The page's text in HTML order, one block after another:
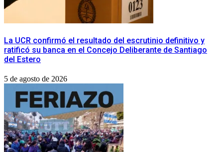
La UCR confirmó el resultado del escrutinio definitivo y
ratificó su banca en el Concejo Deliberante de Santiago
del Estero
5 de agosto de 2026